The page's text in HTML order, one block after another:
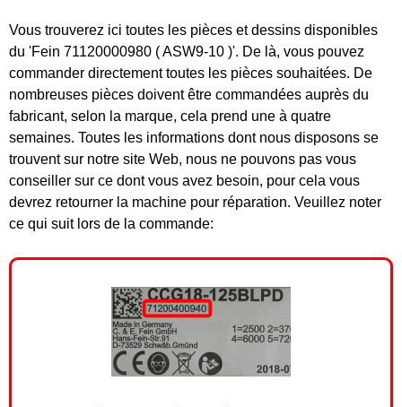
Vous trouverez ici toutes les pièces et dessins disponibles
du 'Fein 71120000980 ( ASW9-10 )'. De là, vous pouvez
commander directement toutes les pièces souhaitées. De
nombreuses pièces doivent être commandées auprès du
fabricant, selon la marque, cela prend une à quatre
semaines. Toutes les informations dont nous disposons se
trouvent sur notre site Web, nous ne pouvons pas vous
conseiller sur ce dont vous avez besoin, pour cela vous
devrez retourner la machine pour réparation. Veuillez noter
ce qui suit lors de la commande: